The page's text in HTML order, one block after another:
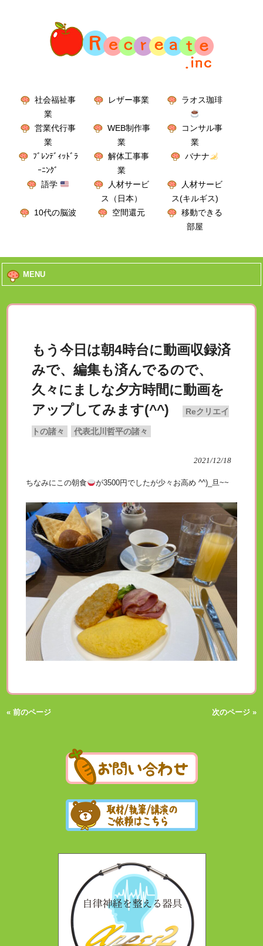
社会福祉事
業
レザー事業 ラオス珈琲
営業代行事
業
WEB制作事
業
コンサル事
業
ﾌﾞﾚﾝﾃﾞｨｯﾄﾞﾗ
ｰﾆﾝｸﾞ
解体工事事
業
バナナ
語学
人材サービ
ス（日本）
人材サービ
ス(キルギス)
10代の脳波
空間還元
移動できる
部屋
MENU
もう今日は朝4時台に動画収録済
みで、編集も済んでるので、
久々にましな夕方時間に動画を
アップしてみます(^^)
Reクリエイ
トの諸々 代表北川哲平の諸々
2021/12/18
ちなみにこの朝食 が3500円でしたが少々お高め ^^)_旦~~
« 前のページ 次のページ »